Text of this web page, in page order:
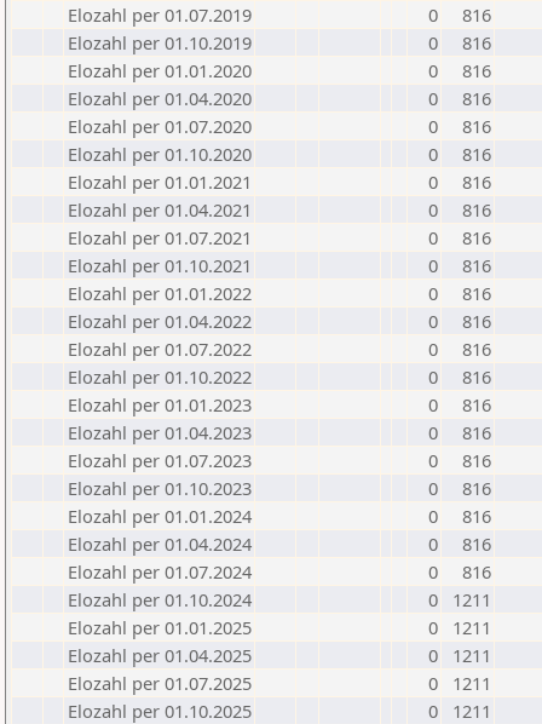
Elozahl per 01.07.2019
0
816
Elozahl per 01.10.2019
0
816
Elozahl per 01.01.2020
0
816
Elozahl per 01.04.2020
0
816
Elozahl per 01.07.2020
0
816
Elozahl per 01.10.2020
0
816
Elozahl per 01.01.2021
0
816
Elozahl per 01.04.2021
0
816
Elozahl per 01.07.2021
0
816
Elozahl per 01.10.2021
0
816
Elozahl per 01.01.2022
0
816
Elozahl per 01.04.2022
0
816
Elozahl per 01.07.2022
0
816
Elozahl per 01.10.2022
0
816
Elozahl per 01.01.2023
0
816
Elozahl per 01.04.2023
0
816
Elozahl per 01.07.2023
0
816
Elozahl per 01.10.2023
0
816
Elozahl per 01.01.2024
0
816
Elozahl per 01.04.2024
0
816
Elozahl per 01.07.2024
0
816
Elozahl per 01.10.2024
0
1211
Elozahl per 01.01.2025
0
1211
Elozahl per 01.04.2025
0
1211
Elozahl per 01.07.2025
0
1211
Elozahl per 01.10.2025
0
1211